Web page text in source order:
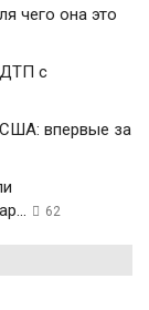
чего она это
ДТП с
впервые за
62